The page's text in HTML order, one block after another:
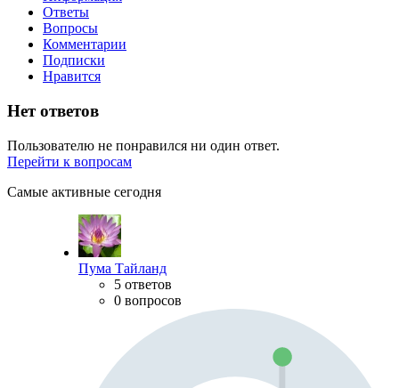
Ответы
Вопросы
Комментарии
Подписки
Нравится
Нет ответов
Пользователю не понравился ни один ответ.
Перейти к вопросам
Самые активные сегодня
Пума Тайланд
5 ответов
0 вопросов